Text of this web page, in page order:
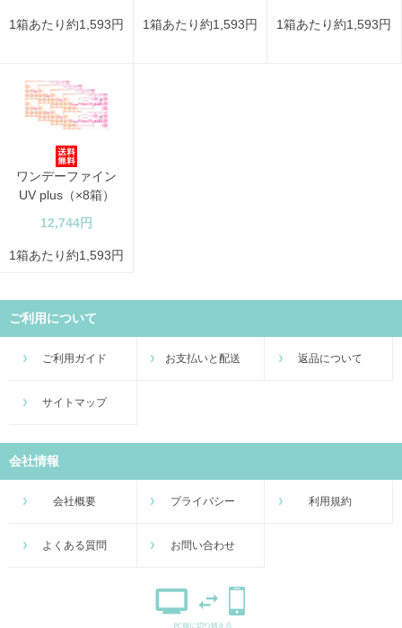
1箱あたり約1,593円 1箱あたり約1,593円 1箱あたり約1,593円
ワンデーファイン
UV plus（×8箱）
12,744円
1箱あたり約1,593円
ご利用について
ご利用ガイド お支払いと配送 返品について
サイトマップ
会社情報
会社概要 プライバシー 利用規約
よくある質問 お問い合わせ